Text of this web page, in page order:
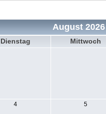
August 2026
Dienstag Mittwoch
4 5